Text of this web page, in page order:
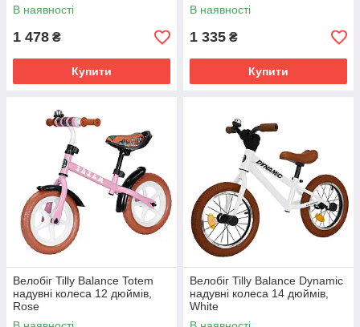
В наявності
1 478 ₴
Купити
В наявності
1 335 ₴
Купити
Велобіг Tilly Balance Totem
надувні колеса 12 дюймів,
Rose
Велобіг Tilly Balance Dynamic
надувні колеса 14 дюймів,
White